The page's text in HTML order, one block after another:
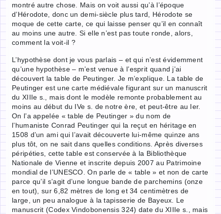
montré autre chose. Mais on voit aussi qu’à l’époque
d’Hérodote, donc un demi-siècle plus tard, Hérodote se
moque de cette carte, ce qui laisse penser qu’il en connaît
au moins une autre. Si elle n’est pas toute ronde, alors,
comment la voit-il ?
L’hypothèse dont je vous parlais – et qui n’est évidemment
qu’une hypothèse – m’est venue à l’esprit quand j’ai
découvert la table de Peutinger. Je m’explique. La table de
Peutinger est une carte médiévale figurant sur un manuscrit
du XIIIe s., mais dont le modèle remonte probablement au
moins au début du IVe s. de notre ère, et peut-être au Ier.
On l’a appelée « table de Peutinger » du nom de
l’humaniste Conrad Peutinger qui la reçut en héritage en
1508 d’un ami qui l’avait découverte lui-même quinze ans
plus tôt, on ne sait dans quelles conditions. Après diverses
péripéties, cette table est conservée à la Bibliothèque
Nationale de Vienne et inscrite depuis 2007 au Patrimoine
mondial de l’UNESCO. On parle de « table » et non de carte
parce qu’il s’agit d’une longue bande de parchemins (onze
en tout), sur 6,82 mètres de long et 34 centimètres de
large, un peu analogue à la tapisserie de Bayeux. Le
manuscrit (Codex Vindobonensis 324) date du XIIIe s., mais